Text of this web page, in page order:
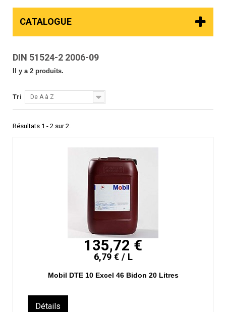
CATALOGUE
DIN 51524-2 2006-09
Il y a 2 produits.
Tri De A à Z
Résultats 1 - 2 sur 2.
135,72 €
6,79 € / L
Mobil DTE 10 Excel 46 Bidon 20 Litres
Détails